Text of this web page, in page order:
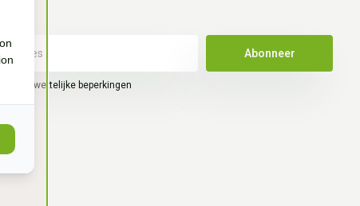
Abonneer
hier de wettelijke beperkingen